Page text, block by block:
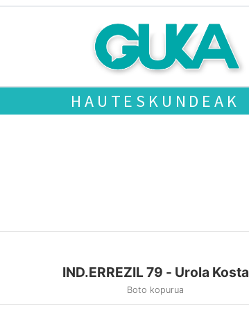
HAUTESKUNDEAK
IND.ERREZIL 79 - Urola Kosta
Boto kopurua